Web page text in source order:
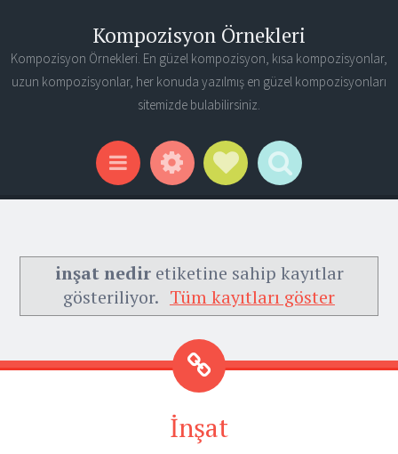
Kompozisyon Örnekleri
Kompozisyon Örnekleri. En güzel kompozisyon, kısa kompozisyonlar,
uzun kompozisyonlar, her konuda yazılmış en güzel kompozisyonları
sitemizde bulabilirsiniz.
Menu WidgetsSocial Links
Search
inşat nediretiketine sahip kayıtlar
gösteriliyor. Tüm kayıtları göster
İnşat